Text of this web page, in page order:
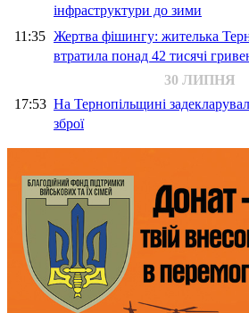
інфраструктури до зими
11:35 Жертва фішингу: жителька
втратила понад 42 тисячі
30 ЛИПНЯ
17:53 На Тернопільщині
зброї